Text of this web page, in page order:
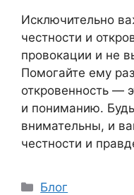
Исключительно
честности и
провокации и не
Помогайте ему
откровенность —
и пониманию.
внимательны, и
честности и
Рубрики
Блог